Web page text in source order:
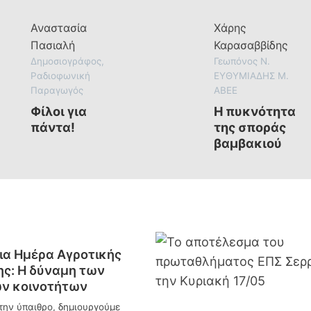
Αναστασία
Πασιαλή
Δημοσιογράφος,
Ραδιοφωνική
Παραγωγός
Φίλοι για
πάντα!
Χάρης
Καρασαββίδης
Γεωπόνος Ν.
ΕΥΘΥΜΙΑΔΗΣ Μ.
ΑΒΕΕ
Η πυκνότητα
της σποράς
βαμβακιού
Ημέρα Αγροτικής
Η δύναμη των
κοινοτήτων
ύπαιθρο, δημιουργούμε